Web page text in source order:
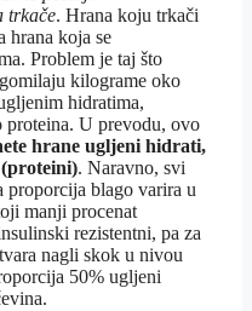
trkače. Hrana koju trkači
hrana koja se
Problem je taj što
kilograme oko
hidratima,
proteina. U prevodu, ovo
hrane ugljeni hidrati,
. Naravno, svi
proporcija blago varira u
manji procenat
rezistentni, pa za
nagli skok u nivou
50% ugljeni